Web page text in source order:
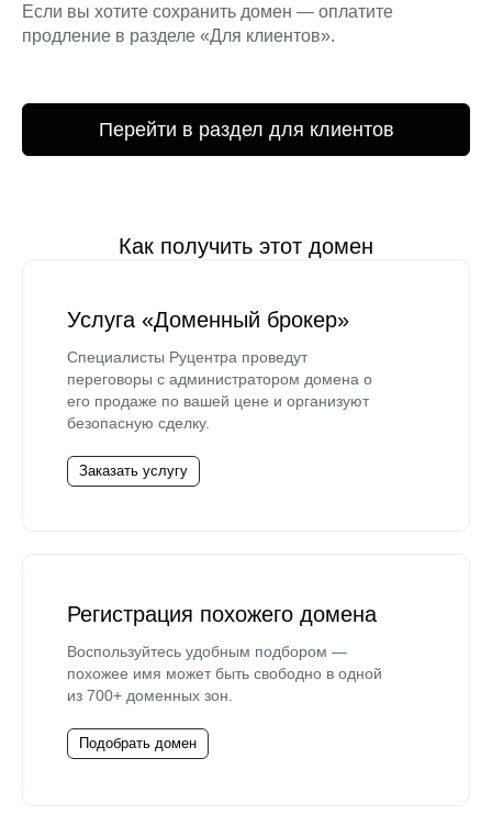
Если вы хотите сохранить домен — оплатите
продление в разделе «Для клиентов».
Перейти в раздел для клиентов
Как получить этот домен
Услуга «Доменный брокер»
Специалисты Руцентра проведут
переговоры с администратором домена о
его продаже по вашей цене и организуют
безопасную сделку.
Заказать услугу
Регистрация похожего домена
Воспользуйтесь удобным подбором —
похожее имя может быть свободно в одной
из 700+ доменных зон.
Подобрать домен